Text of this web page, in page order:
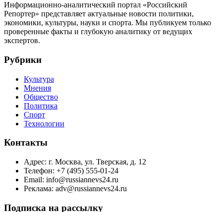
Информационно-аналитический портал «Российский
Репортер» представляет актуальные новости политики,
экономики, культуры, науки и спорта. Мы публикуем только
проверенные факты и глубокую аналитику от ведущих
экспертов.
Рубрики
Культура
Мнения
Общество
Политика
Спорт
Технологии
Контакты
Адрес: г. Москва, ул. Тверская, д. 12
Телефон: +7 (495) 555-01-24
Email: info@russiannevs24.ru
Реклама: adv@russiannevs24.ru
Подписка на рассылку